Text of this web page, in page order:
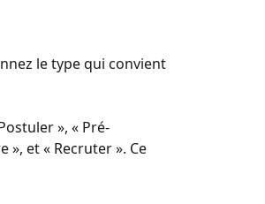
le type qui convient
», « Pré-
», et « Recruter ». Ce